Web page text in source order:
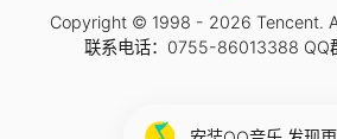
Copyright © 1998 - 2026 Tencent.
联系电话：0755-86013388